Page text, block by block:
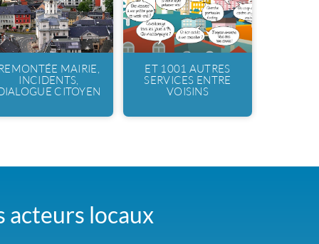
MAIRIE,
INCIDENTS,
CITOYEN
ET 1001 AUTRES
SERVICES ENTRE
VOISINS
acteurs locaux